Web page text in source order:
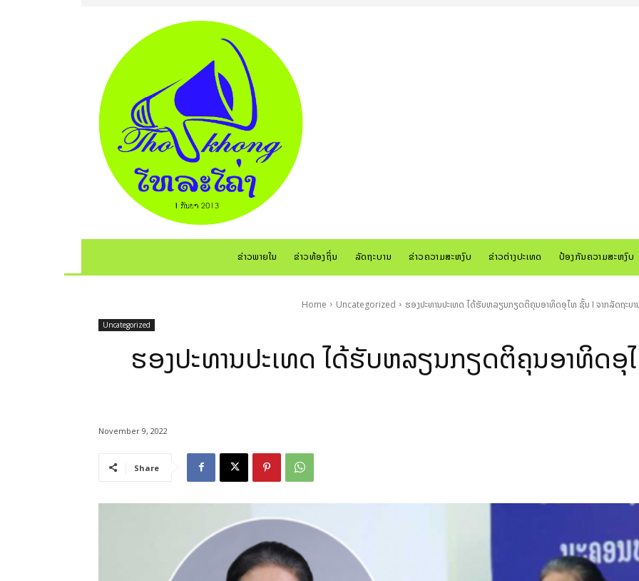
ຂ່າວພາຍໃນ ຂ່າວທ້ອງຖິ່ນ ລັດຖະບານ ຂ່າວຄວາມສະຫງົບ ຂ່າວຕ່າງປະເທດ ປ້ອງກັນຄວາມສະຫງົບ
Home Uncategorized ຮອງປະທານປະເທດ ໄດ້ຮັບຫລຽນກຽດຕິຄຸນອາທິດອຸໄທ ຊັ້ນ I ຈາກລັດຖະບາ
Uncategorized
ຮອງປະທານປະເທດ ໄດ້ຮັບຫລຽນກຽດຕິຄຸນອາທິດອຸ
November 9, 2022
Share